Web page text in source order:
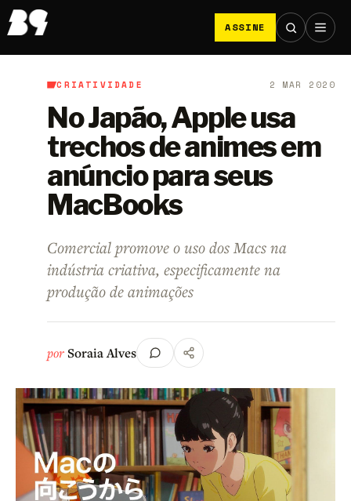
ASSINE
B9/Criatividade
CRIATIVIDADE 2 MAR 2020
No Japão, Apple usa
trechos de animes em
anúncio para seus
MacBooks
Comercial promove o uso dos Macs na
indústria criativa, especificamente na
produção de animações
porSoraia Alves